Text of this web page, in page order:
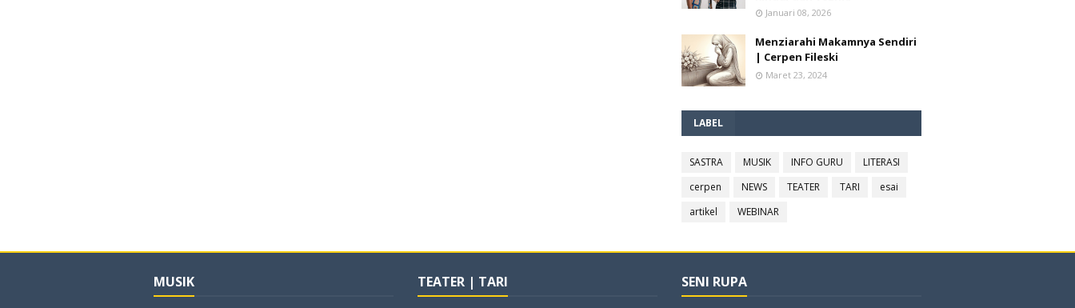
Januari 08, 2026
Menziarahi Makamnya Sendiri
| Cerpen Fileski
Maret 23, 2024
LABEL
SASTRA MUSIK INFO GURU
LITERASI
cerpen
NEWS TEATER TARI
esai
artikel
WEBINAR
MUSIK TEATER | TARI SENI RUPA